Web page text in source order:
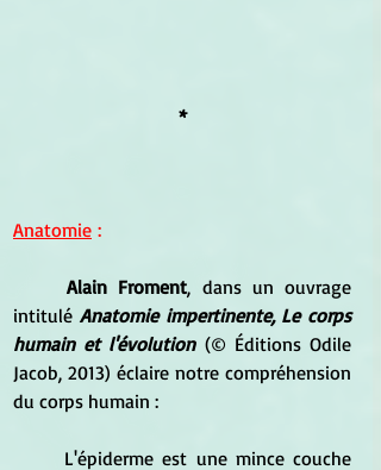
*
Anatomie :
	Alain Froment
, dans un ouvrage
intitulé Anatomie impertinente, Le corps
humain et l'évolution (© Éditions Odile
Jacob, 2013) éclaire notre compréhension
du corps humain :